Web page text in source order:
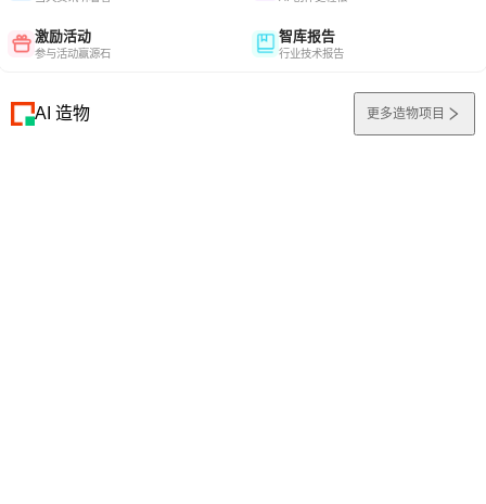
激励活动
参与活动赢源石
智库报告
行业技术报告
AI 造物 更多造物项目